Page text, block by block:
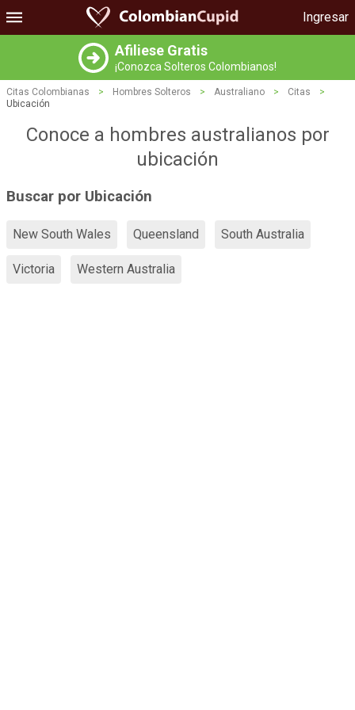
Ingresar
Afiliese Gratis
¡Conozca Solteros Colombianos!
Citas Colombianas > Hombres Solteros > Australiano > Citas
>
Ubicación
Conoce a hombres australianos por
ubicación
Buscar por Ubicación
New South Wales Queensland South Australia
Victoria Western Australia